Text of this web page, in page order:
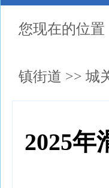
您现在的位置
镇街道 >> 城
2025年